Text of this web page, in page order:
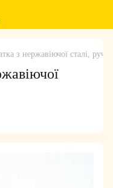
з нержавіючої сталі,